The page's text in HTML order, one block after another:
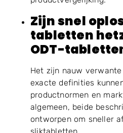
Zijn snel
tabletten
ODT-
Het zijn nauw
exacte definities
productnormen en
algemeen, beide
ontworpen om sneller